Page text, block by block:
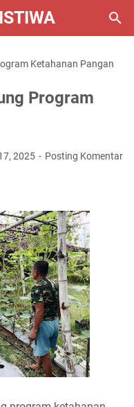
Ketahanan Pangan
Program
2025 Posting Komentar